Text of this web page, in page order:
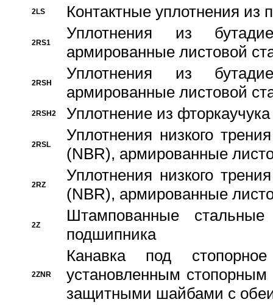
2LS Контактные уплотнения из
2RS1
Уплотнения из
армированные листовой
2RSH
Уплотнения из
армированные листовой
2RSH2 Уплотнение из
2RSL
Уплотнения низкого
(NBR), армированные
2RZ
Уплотнения низкого
(NBR), армированные
2Z
Штампованные
подшипника
2ZNR
Канавка под
установленным
защитными шайбами с